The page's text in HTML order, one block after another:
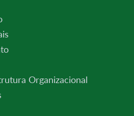
Organizacional